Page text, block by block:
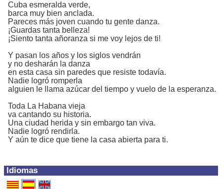
Idiomas
Cuba esmeralda verde,
barca muy bien anclada.
Pareces más joven cuando tu gente danza.
¡Guardas tanta belleza!
¡Siento tanta añoranza si me voy lejos de ti!
Y pasan los años y los siglos vendrán
y no desharán la danza
en esta casa sin paredes que resiste todavía.
Nadie logró romperla
alguien le llama azúcar del tiempo y vuelo de la esperanza.
Toda La Habana vieja
va cantando su historia.
Una ciudad herida y sin embargo tan viva.
Nadie logró rendirla.
Y aún te dice que tiene la casa abierta para ti.